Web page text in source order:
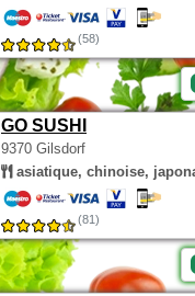
(58)
GO SUSHI
9370 Gilsdorf
asiatique, chinoise,
(81)